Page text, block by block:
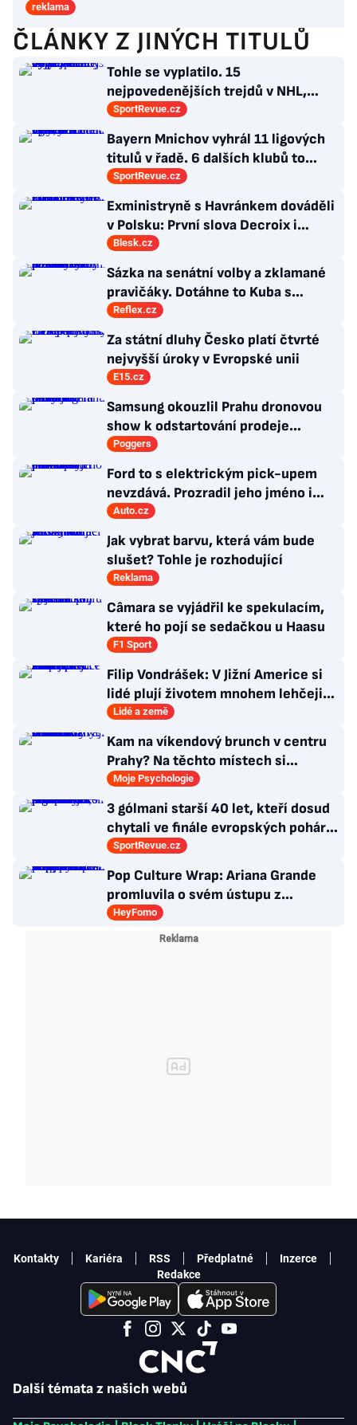
reklama
ČLÁNKY Z JINÝCH TITULŮ
Tohle se vyplatilo. 15
nejpovedenějších trejdů v NHL,
které byly upečeny na poslední
SportRevue.cz
Bayern Mnichov vyhrál 11 ligových
titulů v řadě. 6 dalších klubů to
zvládlo také, některé i víckrát
SportRevue.cz
Exministryně s Havránkem dováděli
v Polsku: První slova Decroix i
Havránkové!
Blesk.cz
Sázka na senátní volby a zklamané
pravičáky. Dotáhne to Kuba s
hnutím Naše Česko do celostátní
politiky?
Reflex.cz
Za státní dluhy Česko platí čtvrté
nejvyšší úroky v Evropské unii
E15.cz
Samsung okouzlil Prahu dronovou
show k odstartování prodeje
nových produktů
Poggers
Ford to s elektrickým pick-upem
nevzdává. Prozradil jeho jméno i
atraktivní cenovku
Auto.cz
Jak vybrat barvu, která vám bude
slušet? Tohle je rozhodující
Reklama
Câmara se vyjádřil ke spekulacím,
které ho pojí se sedačkou u Haasu
F1 Sport
Filip Vondrášek: V Jižní Americe si
lidé plují životem mnohem lehčeji,
věci tolik neřeší
Lidé a země
Kam na víkendový brunch v centru
Prahy? Na těchto místech si
dlouhou snídani užívají i místní
Moje Psychologie
3 gólmani starší 40 let, kteří dosud
chytali ve finále evropských pohárů.
Všichni odešli ze hřiště jako
poražení
SportRevue.cz
Pop Culture Wrap: Ariana Grande
promluvila o svém ústupu z
veřejného života a Sophia z
KATSEYE si dává pauzu od skupiny
HeyFomo
Další témata z našich webů
Kontakty Kariéra RSS Předplatné
Inzerce
Redakce